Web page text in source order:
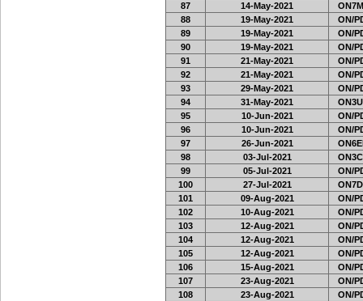
87
14-May-2021
88
19-May-2021
ON/
89
19-May-2021
ON/
90
19-May-2021
ON/
91
21-May-2021
ON/
92
21-May-2021
ON/
93
29-May-2021
ON/
94
31-May-2021
95
10-Jun-2021
ON/
96
10-Jun-2021
ON/
97
26-Jun-2021
98
03-Jul-2021
99
05-Jul-2021
ON/
100
27-Jul-2021
101
09-Aug-2021
ON/
102
10-Aug-2021
ON/
103
12-Aug-2021
ON/
104
12-Aug-2021
ON/
105
12-Aug-2021
ON/
106
15-Aug-2021
ON/
107
23-Aug-2021
ON/
108
23-Aug-2021
ON/